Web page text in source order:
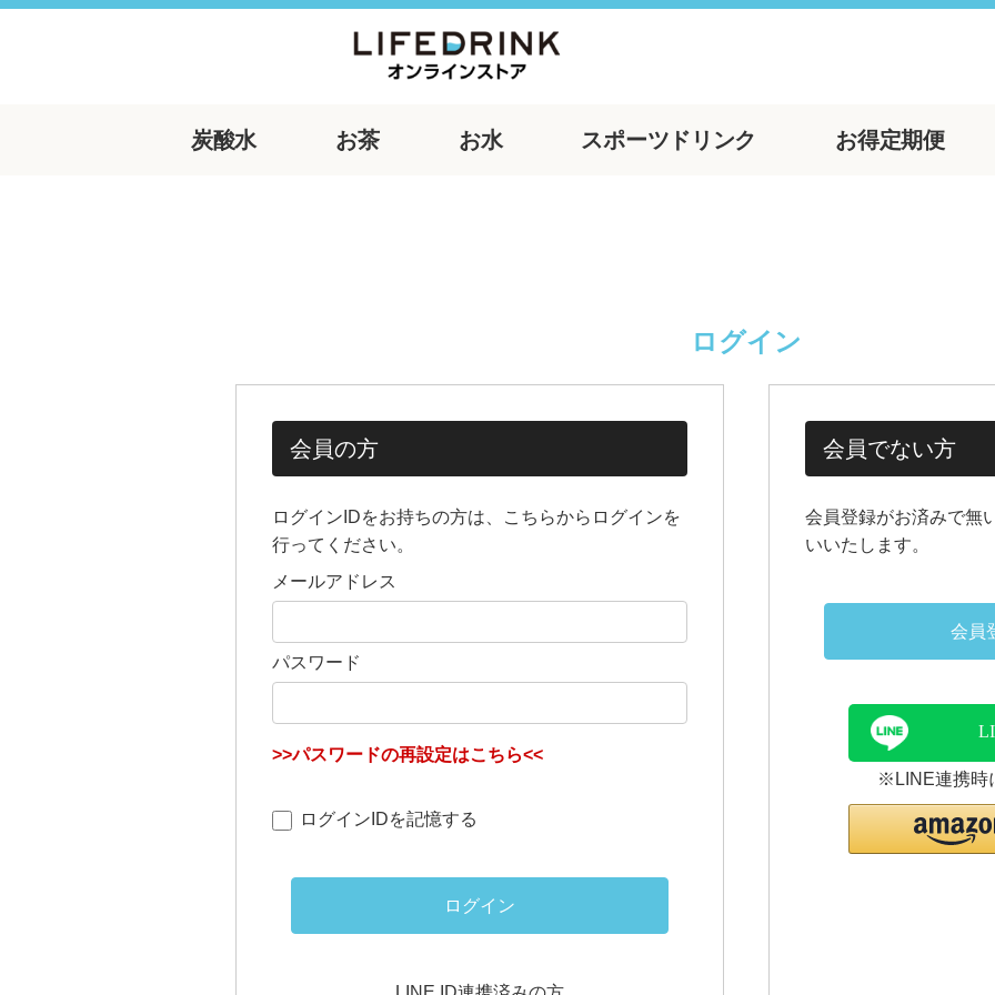
炭酸水 お茶 お水 スポーツ ドリンク お得定期便
ログイン
会員の方
ログインIDをお持ちの方は、こちらからログインを
行ってください。
メールアドレス
パスワード
>>パスワードの再設定はこちら<<
ログインIDを記憶する
ログイン
会員でない方
会員登録がお済みで無
いいたします。
会員
※LINE連携時